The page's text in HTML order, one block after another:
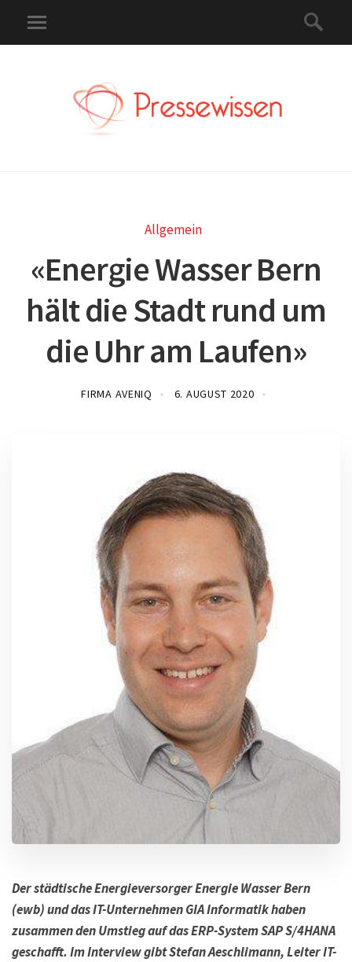
Allgemein
«Energie Wasser Bern
hält die Stadt rund um
die Uhr am Laufen»
FIRMA AVENIQ 6. AUGUST 2020
Der städtische Energieversorger Energie Wasser Bern
(ewb) und das IT-Unternehmen GIA Informatik haben
zusammen den Umstieg auf das ERP-System SAP S/4HANA
geschafft. Im Interview gibt Stefan Aeschlimann, Leiter IT-